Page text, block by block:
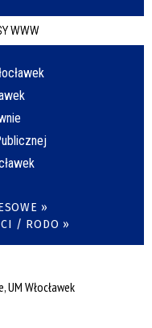
WWW
»
/ RODO »
Włocławek